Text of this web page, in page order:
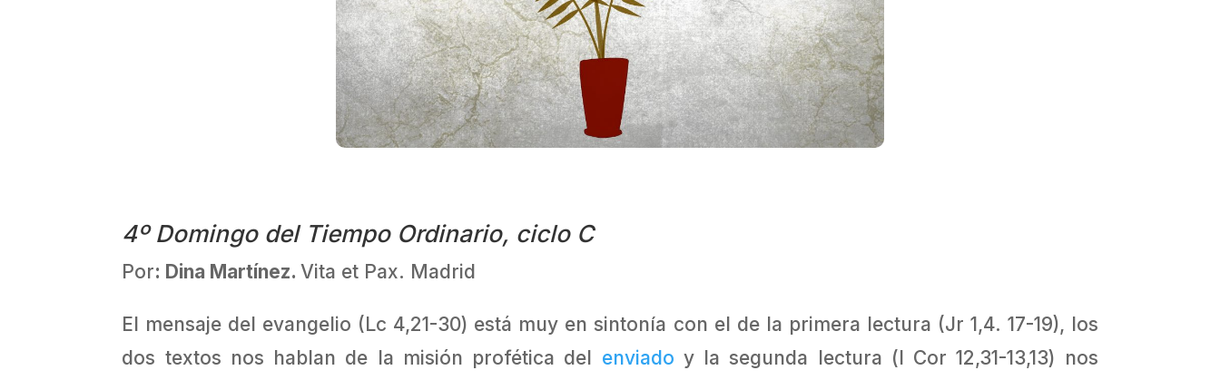
4º Domingo del Tiempo Ordinario, ciclo C
Por: Dina Martínez.Vita et Pax. Madrid
El mensaje del evangelio (Lc 4,21-30) está muy en sintonía con el de la primera lectura (Jr 1,4. 17-19), los
dos textos nos hablan de la misión profética del enviado y la segunda lectura (l Cor 12,31-13,13) nos